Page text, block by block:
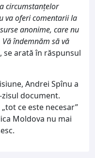
circumstanțelor
va oferi comentarii la
anonime, care nu
îndemnăm să vă
se arată în răspunsul
Andrei Spînu a
document.
ce este necesar”
Moldova nu mai